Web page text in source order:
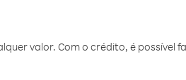
valor. Com o crédito, é possível